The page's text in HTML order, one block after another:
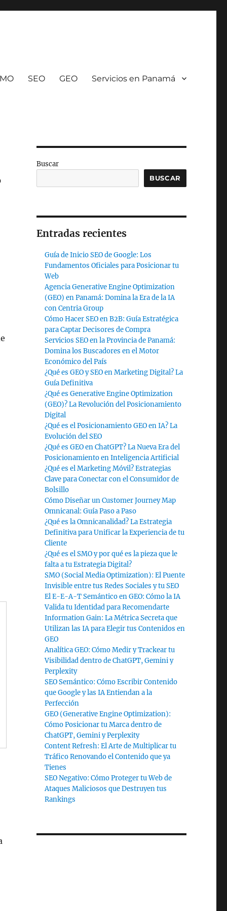
SEO GEO Servicios en Panamá
Buscar
BUSCAR
Entradas recientes
Guía de Inicio SEO de Google: Los
Fundamentos Oficiales para Posicionar tu
Web
Agencia Generative Engine Optimization
(GEO) en Panamá: Domina la Era de la IA
con Centria Group
Cómo Hacer SEO en B2B: Guía Estratégica
para Captar Decisores de Compra
Servicios SEO en la Provincia de Panamá:
Domina los Buscadores en el Motor
Económico del País
¿Qué es GEO y SEO en Marketing Digital? La
Guía Definitiva
¿Qué es Generative Engine Optimization
(GEO)? La Revolución del Posicionamiento
Digital
¿Qué es el Posicionamiento GEO en IA? La
Evolución del SEO
¿Qué es GEO en ChatGPT? La Nueva Era del
Posicionamiento en Inteligencia Artificial
¿Qué es el Marketing Móvil? Estrategias
Clave para Conectar con el Consumidor de
Bolsillo
Cómo Diseñar un Customer Journey Map
Omnicanal: Guía Paso a Paso
¿Qué es la Omnicanalidad? La Estrategia
Definitiva para Unificar la Experiencia de tu
Cliente
¿Qué es el SMO y por qué es la pieza que le
falta a tu Estrategia Digital?
SMO (Social Media Optimization): El Puente
Invisible entre tus Redes Sociales y tu SEO
El E-E-A-T Semántico en GEO: Cómo la IA
Valida tu Identidad para Recomendarte
Information Gain: La Métrica Secreta que
Utilizan las IA para Elegir tus Contenidos en
GEO
Analítica GEO: Cómo Medir y Trackear tu
Visibilidad dentro de ChatGPT, Gemini y
Perplexity
SEO Semántico: Cómo Escribir Contenido
que Google y las IA Entiendan a la
Perfección
GEO (Generative Engine Optimization):
Cómo Posicionar tu Marca dentro de
ChatGPT, Gemini y Perplexity
Content Refresh: El Arte de Multiplicar tu
Tráfico Renovando el Contenido que ya
Tienes
SEO Negativo: Cómo Proteger tu Web de
Ataques Maliciosos que Destruyen tus
Rankings